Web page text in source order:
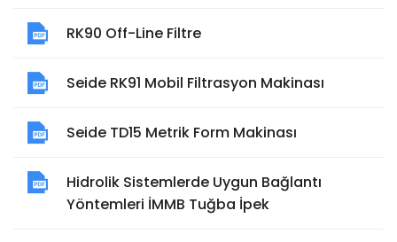
RK90 Off-Line Filtre
Seide RK91 Mobil Filtrasyon Makinası
Seide TD15 Metrik Form Makinası
Hidrolik Sistemlerde Uygun Bağlantı
Yöntemleri İMMB Tuğba İpek